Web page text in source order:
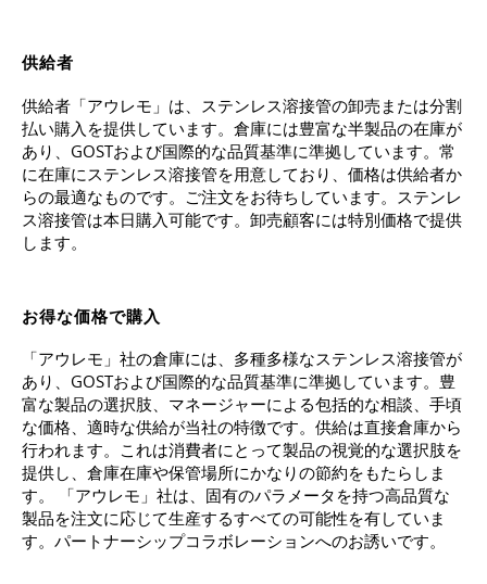
供給者
供給者「アウレモ」は、ステンレス溶接管の卸売または分割
払い購入を提供しています。倉庫には豊富な半製品の在庫が
あり、GOSTおよび国際的な品質基準に準拠しています。常
に在庫にステンレス溶接管を用意しており、価格は供給者か
らの最適なものです。ご注文をお待ちしています。ステンレ
ス溶接管は本日購入可能です。卸売顧客には特別価格で提供
します。
お得な価格で購入
「アウレモ」社の倉庫には、多種多様なステンレス溶接管が
あり、GOSTおよび国際的な品質基準に準拠しています。豊
富な製品の選択肢、マネージャーによる包括的な相談、手頃
な価格、適時な供給が当社の特徴です。供給は直接倉庫から
行われます。これは消費者にとって製品の視覚的な選択肢を
提供し、倉庫在庫や保管場所にかなりの節約をもたらしま
す。 「アウレモ」社は、固有のパラメータを持つ高品質な
製品を注文に応じて生産するすべての可能性を有していま
す。パートナーシップコラボレーションへのお誘いです。